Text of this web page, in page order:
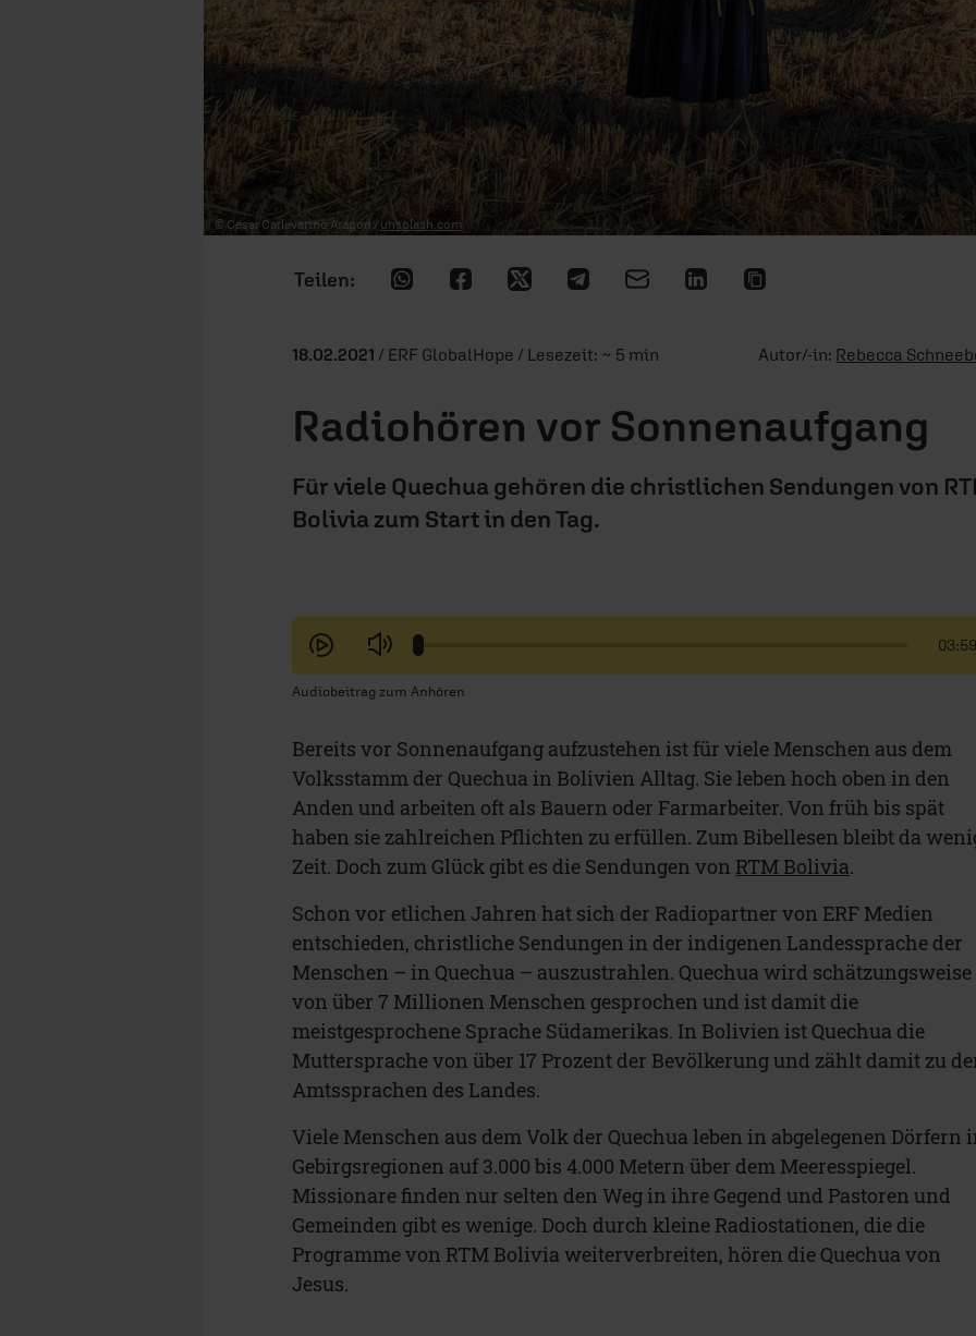
© Cesar Carlevarino Aragon / unsplash.com
18.02.2021 / ERF GlobalHope / Lesezeit: ~ 5 min Autor/-in: Rebecca
Radiohören vor Sonnenaufgang
Für viele Quechua gehören die christlichen Sendungen von
Bolivia zum Start in den Tag.
03:59
Audiobeitrag zum Anhören
Bereits vor Sonnenaufgang aufzustehen ist für viele Menschen aus dem
Volksstamm der Quechua in Bolivien Alltag. Sie leben hoch oben in den
Anden und arbeiten oft als Bauern oder Farmarbeiter. Von früh bis spät
haben sie zahlreichen Pflichten zu erfüllen. Zum Bibellesen bleibt da
Zeit. Doch zum Glück gibt es die Sendungen von RTM Bolivia.
Schon vor etlichen Jahren hat sich der Radiopartner von ERF Medien
entschieden, christliche Sendungen in der indigenen Landessprache der
Menschen ­– in Quechua – auszustrahlen. Quechua wird schätzungsweise
von über 7 Millionen Menschen gesprochen und ist damit die
meistgesprochene Sprache Südamerikas. In Bolivien ist Quechua die
Muttersprache von über 17 Prozent der Bevölkerung und zählt damit zu
Amtssprachen des Landes.
Viele Menschen aus dem Volk der Quechua leben in abgelegenen Dörfern
Gebirgsregionen auf 3.000 bis 4.000 Metern über dem Meeresspiegel.
Missionare finden nur selten den Weg in ihre Gegend und Pastoren und
Gemeinden gibt es wenige. Doch durch kleine Radiostationen, die die
Programme von RTM Bolivia weiterverbreiten, hören die Quechua von
Jesus.